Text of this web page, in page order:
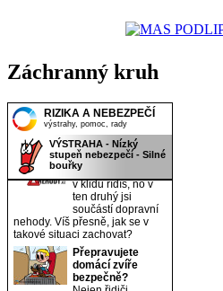
Záchranný kruh